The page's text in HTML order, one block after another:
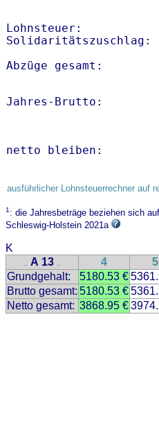
Lohnsteuer:           -
Abzüge gesamt:
Jahres-
netto bleiben:
ausführlicher Lohnsteuerrechner auf
1: die Jahresbeträge beziehen sich
Schleswig-Holstein 2021a
K
.. A 13 .. 4 5
Grundgehalt:
5180.53 €
Brutto gesamt: 5180.53 €
Netto gesamt: 3868.95 €